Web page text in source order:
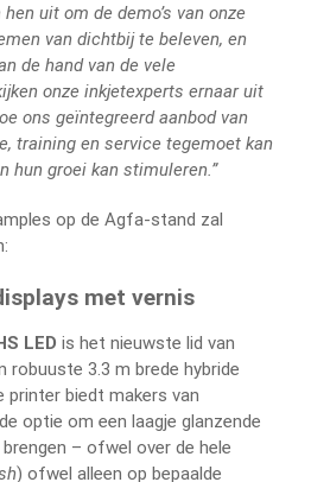
uit om de demo’s van onze
van dichtbij te beleven, en
de hand van de vele
onze inkjetexperts ernaar uit
ons geïntegreerd aanbod van
training en service tegemoet kan
hun groei kan stimuleren.”
op de Agfa-stand zal
met vernis
LED is het nieuwste lid van
robuuste 3.3 m brede hybride
printer biedt makers van
optie om een laagje glanzende
– ofwel over de hele
) ofwel alleen op bepaalde